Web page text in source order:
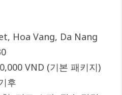
Hoa Vang, Da Nang
VND (기본 패키지)
후